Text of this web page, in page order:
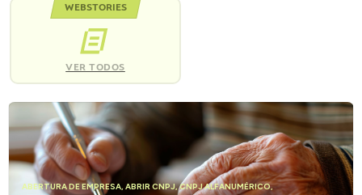
WEBSTORIES
VER TODOS
ABERTURA DE EMPRESA, ABRIR CNPJ,CNPJ ALFANUMÉRICO,